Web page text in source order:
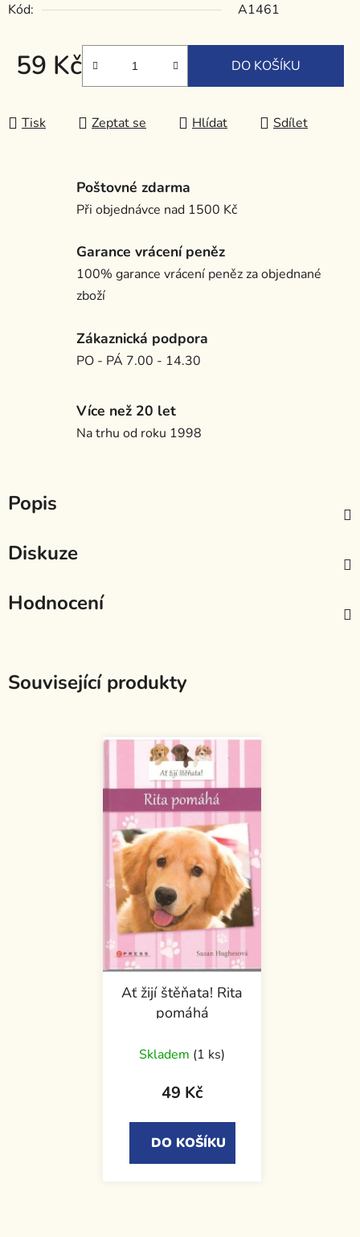
Kód:
A1461
59 Kč
Měrná cena:
DO KOŠÍKU
Tisk Zeptat se Hlídat Sdílet
Poštovné zdarma
Při objednávce nad 1500 Kč
Garance vrácení peněz
100% garance vrácení peněz za objednané
zboží
Zákaznická podpora
PO - PÁ 7.00 - 14.30
Více než 20 let
Na trhu od roku 1998
Popis
Diskuze
Hodnocení
Související produkty
Ať žijí štěňata! Rita
pomáhá
Skladem (1 ks)
49 Kč
DO KOŠÍKU